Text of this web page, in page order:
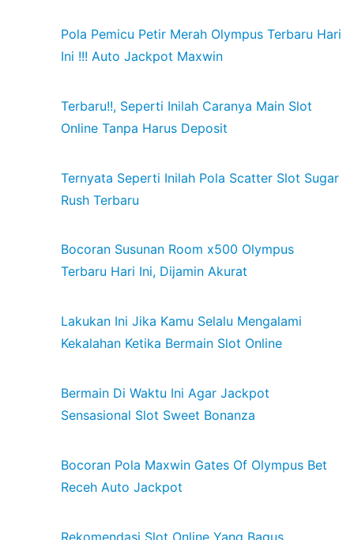
Pola Pemicu Petir Merah Olympus Terbaru Hari
Ini !!! Auto Jackpot Maxwin
Terbaru!!, Seperti Inilah Caranya Main Slot
Online Tanpa Harus Deposit
Ternyata Seperti Inilah Pola Scatter Slot Sugar
Rush Terbaru
Bocoran Susunan Room x500 Olympus
Terbaru Hari Ini, Dijamin Akurat
Lakukan Ini Jika Kamu Selalu Mengalami
Kekalahan Ketika Bermain Slot Online
Bermain Di Waktu Ini Agar Jackpot
Sensasional Slot Sweet Bonanza
Bocoran Pola Maxwin Gates Of Olympus Bet
Receh Auto Jackpot
Rekomendasi Slot Online Yang Bagus